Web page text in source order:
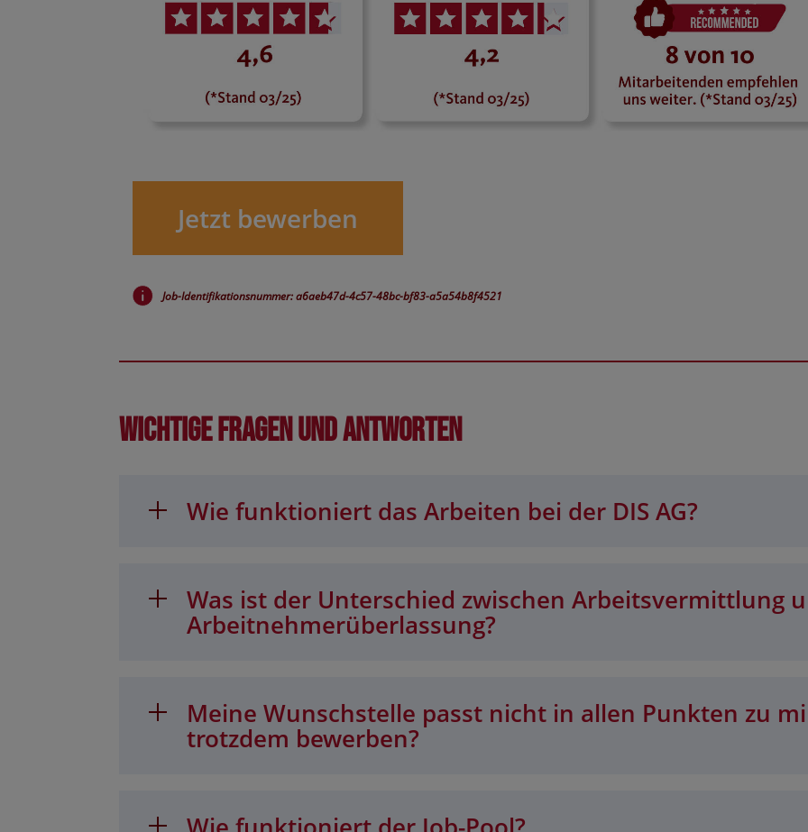
Jetzt bewerben
Job-Identifikationsnummer: a6aeb47d-4c57-48bc-bf83-a5a54b8f4521
Wichtige Fragen und Antworten
Wie funktioniert das Arbeiten bei der DIS AG?
Was ist der Unterschied zwischen Arbeitsvermittlung
Arbeitnehmerüberlassung?
Meine Wunschstelle passt nicht in allen Punkten zu
trotzdem bewerben?